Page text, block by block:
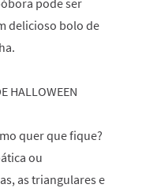
pode ser
delicioso bolo de
quer que fique?
ou
as triangulares e